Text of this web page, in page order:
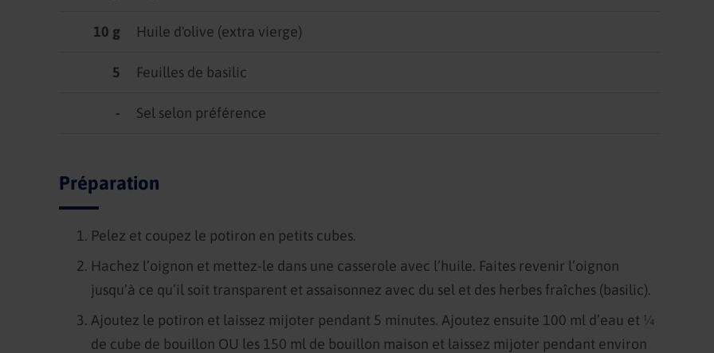
10 g Huile d'olive (extra vierge)
5 Feuilles de basilic
- Sel selon préférence
Préparation
Pelez et coupez le potiron en petits cubes.
Hachez l’oignon et mettez-le dans une casserole avec l’huile. Faites revenir l’oignon
jusqu’à ce qu’il soit transparent et assaisonnez avec du sel et des herbes fraîches (basilic).
Ajoutez le potiron et laissez mijoter pendant 5 minutes. Ajoutez ensuite 100 ml d’eau et ¼
de cube de bouillon OU les 150 ml de bouillon maison et laissez mijoter pendant environ